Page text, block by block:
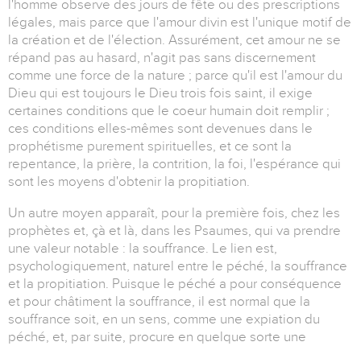
l'homme observe des jours de fête ou des prescriptions
légales, mais parce que l'amour divin est l'unique motif de
la création et de l'élection. Assurément, cet amour ne se
répand pas au hasard, n'agit pas sans discernement
comme une force de la nature ; parce qu'il est l'amour du
Dieu qui est toujours le Dieu trois fois saint, il exige
certaines conditions que le coeur humain doit remplir ;
ces conditions elles-mêmes sont devenues dans le
prophétisme purement spirituelles, et ce sont la
repentance, la prière, la contrition, la foi, l'espérance qui
sont les moyens d'obtenir la propitiation.
Un autre moyen apparaît, pour la première fois, chez les
prophètes et, çà et là, dans les Psaumes, qui va prendre
une valeur notable : la souffrance. Le lien est,
psychologiquement, naturel entre le péché, la souffrance
et la propitiation. Puisque le péché a pour conséquence
et pour châtiment la souffrance, il est normal que la
souffrance soit, en un sens, comme une expiation du
péché, et, par suite, procure en quelque sorte une